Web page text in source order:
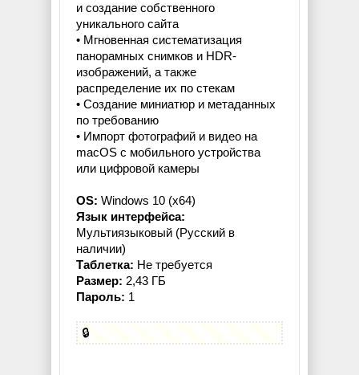
и создание собственного
уникального сайта
• Мгновенная систематизация
панорамных снимков и HDR-
изображений, а также
распределение их по стекам
• Создание миниатюр и метаданных
по требованию
• Импорт фотографий и видео на
macOS с мобильного устройства
или цифровой камеры
OS: Windows 10 (x64)
Язык интерфейса:
Мультиязыковый (Русский в
наличии)
Таблетка: Не требуется
Размер: 2,43 ГБ
Пароль: 1
🔒